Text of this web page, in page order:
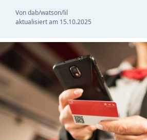
Von dab/watson/lil
aktualisiert am 15.10.2025